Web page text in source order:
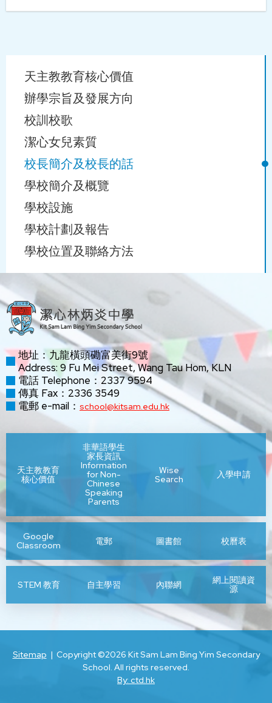
到均衡發展，以達「至善」之境。
4. 每個人都有追求自我完善的能力，通過適切的教導，任何
學生都可教。
5. 愉快的教與學是有效學習的基石。
6. 學習應是永續不斷的。
7. 充滿互相信任、尊重與欣賞的校園文化，能讓師生發揮所
長，達致教學相長；開放的校政，有助增益教育效能。
能提昇潔心的教師團隊以提供高效而優質教育，亦期望能培
育潔心女兒成為「修身明德，格物求智，關社樂群，至善完
美」的未來社會棟樑。
願潔心女兒能均衡發展並一展所長──教育是讓孩子在德、
賦的才能，只需適時適切的機會便能夠發展潛能，便能一展
所長，振翅高飛。
願潔心女兒在關愛中成長，學會愛人如己關社樂群──生活就
是教育。在日常學習和活動，從體惜自己學會寬恕他人；從
尊重自己學會尊重他人；從接納自己學會接納他人。在群體
中，學會忍耐、體諒、尊重、包容。善待他人，愛人如己，
進而關心國家和社會，成為關愛近人的好公民。
願全校員生都能終身學習──學校教育是育人的園地，能促進
及成就師生的發展。願全體師生均能努力學習，精益求精，
日新又新。知識不再是永恆不變的，終身學習的態度和能力
將是教育的關鍵。
最後，祈求聖神助祐，讓全體員生滿有平安、健康、福樂和
劉瑤紅校長
IQ與成績有關的論文，才有不到1篇跟自律(self-discipline)有
關的文章。即使對自律的研究這麼少，結果卻發現自律對學
習成就有很大影響。1980年代，Walter Mischel和同事們對4
歲的孩子們做實驗，他們先給孩子一顆糖，並告訴他們假如
能等幾分鐘後再吃的話，就能再得到另一顆糖，結果發現那
些能忍住不馬上吃糖的孩子，10年後的成就比較好。
的衡量自律的方式，並以此證明它比IQ更與學習表現相
關？」，為探索這個問題，他們展開了兩年的研究計畫。 他
做研究，並使用5種不同的方式來計量自律，如衝動行為問
卷、自我控制問卷、請家長和老師對學生的自律程度做評
裝了一塊錢的信封，然後告訴學生，他們可以馬上花掉錢，
也可以等一個禮拜後，把裝錢的信封帶來領兩塊錢的獎金)當
然，他們也對學生做了IQ測試 (OLSAT7, level G)。學年結束
時，他們以好幾種方式衡量學生的學習表現，如期末平均成
績(GPA)、春季學測(spring achievement test)、是否獲得志願
高中的入學許可、花在家庭作業上的時間等等。結果除了2種
評量外，其餘都顯現出自律比IQ更與學習成效相關，而且相
關度非常大達到0.67。
塞利格曼和Angela Duckworth用比較好的方式來衡量自律程
度，結果發現自律比智商(IQ)更能預測學習成績。低自律的
人比低智商的人成績更差，高自律的人比高智商的人成績表
一直以來，許多同學或教育工作者均很重視學生的智能(IQ測
驗的成績)，許多學生以為自己不夠別人聰明，而提早自暴自
棄。但這個研究結論提示我們，自律在一個人的事業或學業
的成功上，佔了很重要的位置。(自律能力也就是我們自己管
求，例如寫日記或每天背五個英文單字等，但許多人會因為
一時興起，而違犯規律，一次、兩次之後，就越來不把規律
智商是天生的，我們只能接受自己的智商測驗成果，但我們
功必不可少的要件。
關專業能力及教學範式轉移，而學生自主學習的能力及主動
學習的態度更為關鍵!
為了讓學生學得更好，校長、副校長及主任們這幾年間到訪
不同地區、不同學校觀摩課堂改革的成效。我們曾走訪中國
內地高效教學的山東濰坊學校，觀摩及學習當地推行自主學
習的實況，而在觀察中，整個「自主學習」課堂充分實現了
教育學者Zimmerman所提出的「自主學習」四大元素：知識
技巧(Cognitive Skills)、元認知能力(Metacognitive skills)、動
機 (Affective Skills)及行為 (Behaviour)，學生課堂表現是積極
學習、小組互助」教學改革的方向。
小組互助、自主學習模式推行，以準備同學需具備的學習技
巧及小組建設的培訓。而其他級別，我們亦以漸進方式，落
實「多說、多做、多展示」的課堂學習元素，學生在課堂上
通過小組討論、課前預習、課內任務實踐及展示學習成果，
啟導學生積極學習及主動探究的課堂氣氛。計劃推行一年後
所見，通過學校推動朋輩互助的學習模式，學生在課堂的表
現較前積極，學生與學生經常交流及切磋，能達互相砥礪之
效；課堂常見同學利用小黑板列寫討論結果，並分享意見，
各級學生的學習態度及成績表現日漸進步。
又於2013年5月，我與何成耀副校長、陳美玲助理校長及麥
劍儀主任到訪廣州白雲區景泰中學及廣州八十中學，了解兩
校辦學理念、初高中推行自主學習進程，我們觀察學生校園
生活、觀課評課，並與當地校長和老師進行專業交流。是次
行程體會甚深，再次肯定潔心團隊對發展具校本特色的「小
組互助、自主學習」課堂教學方向。
在開展自主學習的路上，本校推動「自主學習、小組互助」
造學生小組合作學習的氛圍、修訂及設計課程、改善課室及
校園環境等，希望能進一步提昇學生的學習動機及效能。
劉瑤紅校長
任，恭喜各位今年能有新的挑戰及生活體驗。
過去兩年，校長總會與你們分享領導特質。今年，校長先分
享一個小故事:
第二次世界大戰時，有一艘坐滿乘客的大遊船，正欲離開歐
洲到美洲避戰禍，可惜在地中海就被德軍炸沉。其中一艘救
生艇坐滿了百多人，他們正慶幸生還之際，艇尾有兩人發現
腳下有洞入水，正忙 不停潑走海水，船頭有兩個人看到就
說：我們真幸運，那個入水的洞不在我們船頭，否則就辛苦
他們不知道彼此同坐一條船，別人面對的問題好像與自己毫
正如聖經所說，我們眾人都成了一個身體，受同一個聖神所
滋養，各肢體彼此關照。聖保祿宗徒在致格林多前書第十二
章12-26節(若是一個肢體受，所有肢體都一同受苦，若是一
個肢體蒙受尊榮，所有的肢體都一同歡樂)中，詳述了我們眾
人同屬於一個身體，彼此互為肢體的觀念，但這與我們生活
中的事實距離很遠！
校園生活亦一樣，學校推動不同學生活動及組織，目的讓老
師及學生一同建議設校園，為潔心所有同學福址而努力。另
外亦希望搭建平台，讓同學能有不同機會學習及發揮自己的
才能。今天有這麼多的學生領袖願意服務及貢獻學校，我們
感到高興及欣慰的。但更重要的是其他同學的參與，團結一
心，為我們的學習和愉快的校園生活而努力。
在團體內，如果每人都明白自己是身體其中的一個肢體，大
家分享同一個餅，大家彼此關懷，盡力獻出自己的一分力，
才能共享成就的光榮。所有學會及服務隊以致所有的同學，
如何能盡自己的責任，我們可從活動組織和參與，來衡量自
己是否是不可或缺的一份。每個團員本只問付出，不問結
下自己，視周圍的人是我們的兄弟姊妹， 我們的肢體，他們
的需要就是我們的需要，只有這樣，我們才能真正屬於基
navigation
天主教教育核心價值
辦學宗旨及發展方向
校訓校歌
潔心女兒素質
校長簡介及校長的話
學校簡介及概覽
學校設施
學校計劃及報告
學校位置及聯絡方法
地址：九龍橫頭磡富美街9號
Address: 9 Fu Mei Street, Wang Tau Hom, KLN
電話 Telephone：2337 9594
傳真 Fax：2336 3549
電郵 e-mail： school@kitsam.edu.hk
天主教教育
核心價值
非華語學生
家長資訊
Information
for Non-
Chinese
Speaking
Parents
Wise
Search
入學申請
Google
Classroom
電郵 圖書館 校曆表
STEM 教育 自主學習 內聯網
網上閱讀資
源
Sitemap | Copyright ©2026 Kit Sam Lam Bing Yim Secondary
School. All rights reserved.
By: ctd.hk